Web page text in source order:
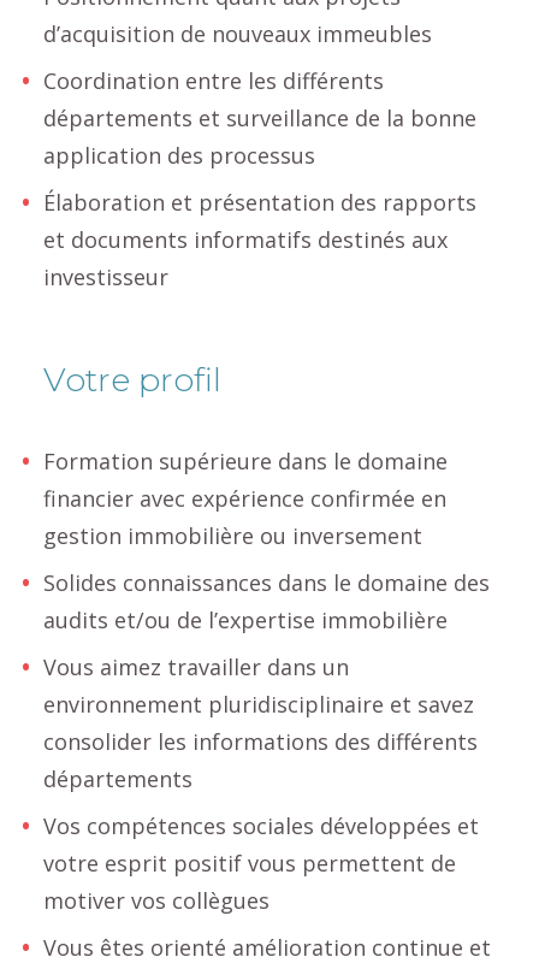
d’acquisition de nouveaux immeubles
Coordination entre les différents
départements et surveillance de la bonne
application des processus
Élaboration et présentation des rapports
et documents informatifs destinés aux
investisseur
Votre profil
Formation supérieure dans le domaine
financier avec expérience confirmée en
gestion immobilière ou inversement
Solides connaissances dans le domaine des
audits et/ou de l’expertise immobilière
Vous aimez travailler dans un
environnement pluridisciplinaire et savez
consolider les informations des différents
départements
Vos compétences sociales développées et
votre esprit positif vous permettent de
motiver vos collègues
Vous êtes orienté amélioration continue et